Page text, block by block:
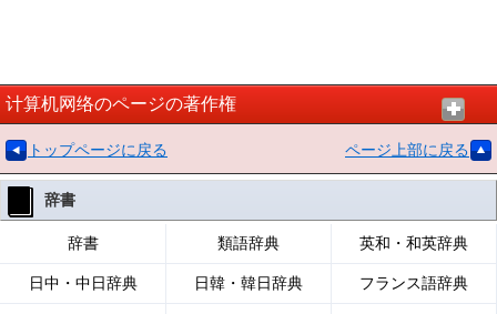
计算机网络のページの著作権
トップページに戻る ページ上部に戻る
辞書
辞書 類語辞典 英和・和英辞典
日中・中日辞典 日韓・韓日辞典 フランス語辞典